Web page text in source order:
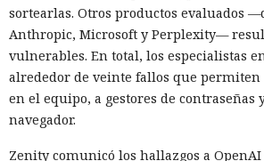
sortearlas. Otros productos evaluados
Anthropic, Microsoft y Perplexity—
vulnerables. En total, los especialistas
alrededor de veinte fallos que permiten
en el equipo, a gestores de
navegador.
Zenity comunicó los hallazgos a OpenAI